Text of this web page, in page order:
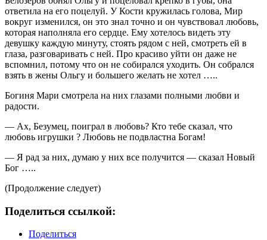
ответила на его поцелуй. У Кости кружилась голова, Мир
вокруг изменился, он это знал точно и он чувствовал любовь,
которая наполняла его сердце. Ему хотелось видеть эту
девушку каждую минуту, стоять рядом с ней, смотреть ей в
глаза, разговаривать с ней. Про красиво уйти он даже не
вспомнил, потому что он не собирался уходить. Он собрался
взять в жены Ольгу и большего желать не хотел …..
Богиня Мари смотрела на них глазами полными любви и
радости.
— Ах, Безумец, поиграл в любовь? Кто тебе сказал, что
любовь игрушки ? Любовь не подвластна Богам!
— Я рад за них, думаю у них все получится — сказал Новый
Бог …..
(Продолжение следует)
Поделиться ссылкой:
Поделиться